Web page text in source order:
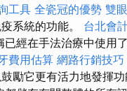
工具 全瓷冠的優勢 雙
系統的功能。 台北會
已經在手法治療中使用
費用估算 網路行銷技巧
勵它更有活力地發揮